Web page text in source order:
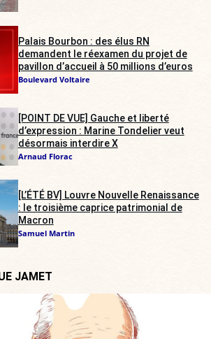
Palais Bourbon : des élus RN
demandent le réexamen du projet de
pavillon d’accueil à 50 millions d’euros
Boulevard Voltaire
[POINT DE VUE] Gauche et liberté
d’expression : Marine Tondelier veut
désormais interdire X
Arnaud Florac
[L’ÉTÉ BV] Louvre Nouvelle Renaissance
: le troisième caprice patrimonial de
Macron
Samuel Martin
JAMET